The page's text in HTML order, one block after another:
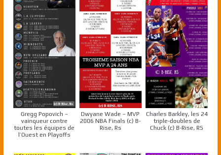
Gregg Popovich –
vainqueur contre
toutes les équipes de
l’Ouest en Playoffs
Dwyane Wade – MVP
2006 NBA Finals (c) B-
Rise, Rs
Charles Barkley, les 24
triple-doubles de
Chuck (c) B-Rise, RS